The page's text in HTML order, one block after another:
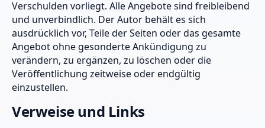
Verschulden vorliegt. Alle Angebote sind freibleibend
und unverbindlich. Der Autor behält es sich
ausdrücklich vor, Teile der Seiten oder das gesamte
Angebot ohne gesonderte Ankündigung zu
verändern, zu ergänzen, zu löschen oder die
Veröffentlichung zeitweise oder endgültig
einzustellen.
Verweise und Links